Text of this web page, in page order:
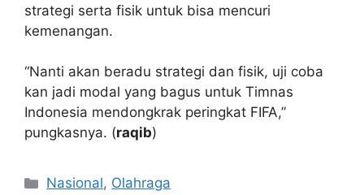
strategi serta fisik untuk bisa mencuri
kemenangan.
“Nanti akan beradu strategi dan fisik, uji coba
kan jadi modal yang bagus untuk Timnas
Indonesia mendongkrak peringkat FIFA,”
pungkasnya. (raqib)
Kategori
Nasional, Olahraga